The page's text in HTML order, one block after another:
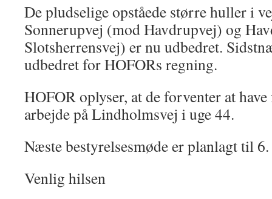
De pludselige opståede større huller i
Sonnerupvej (mod Havdrupvej) og
Slotsherrensvej) er nu udbedret.
udbedret for HOFORs regning.
HOFOR oplyser, at de forventer at
arbejde på Lindholmsvej i uge 44.
Næste bestyrelsesmøde er planlagt til
Venlig hilsen